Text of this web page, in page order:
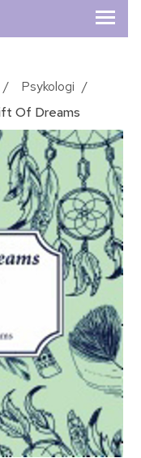
/ Psykologi /
Of Dreams